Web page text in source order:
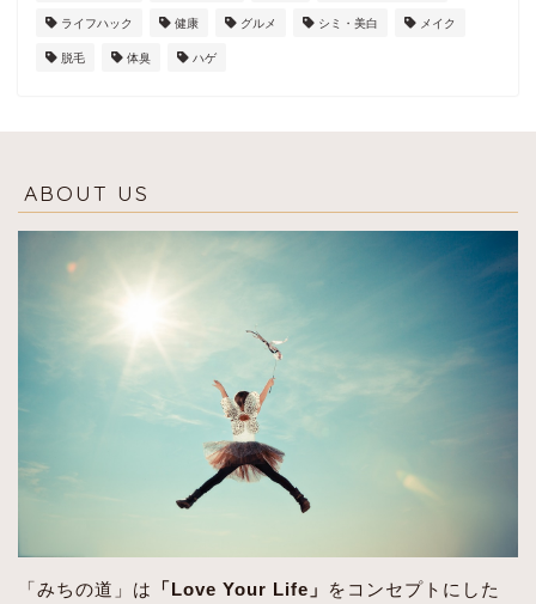
ライフハック 健康 グルメ シミ・美白 メイク
脱毛 体臭 ハゲ
ABOUT US
「みちの道」は 「Love Your Life」
をコンセプトにした